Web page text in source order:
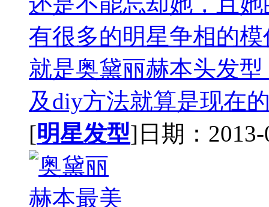
有很多的明星争相的
就是奥黛丽赫本头发
及diy方法就算是现在
[明星发型]日期：2013-